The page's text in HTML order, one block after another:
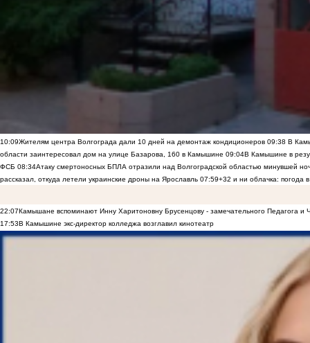
10:09Жителям центра Волгограда дали 10 дней на демонтаж кондиционеров 09:38 В
области заинтересовал дом на улице Базарова, 160 в Камышине 09:04В Камышине в
ФСБ 08:34Атаку смертоносных БПЛА отразили над Волгоградской областью минувшей
рассказал, откуда летели украинские дроны на Ярославль 07:59+32 и ни облачка: погода
22:07Камышане вспоминают Инну Харитоновну Брусенцову - замечательного Педагога и
17:53В Камышине экс-директор колледжа возглавил кинотеатр